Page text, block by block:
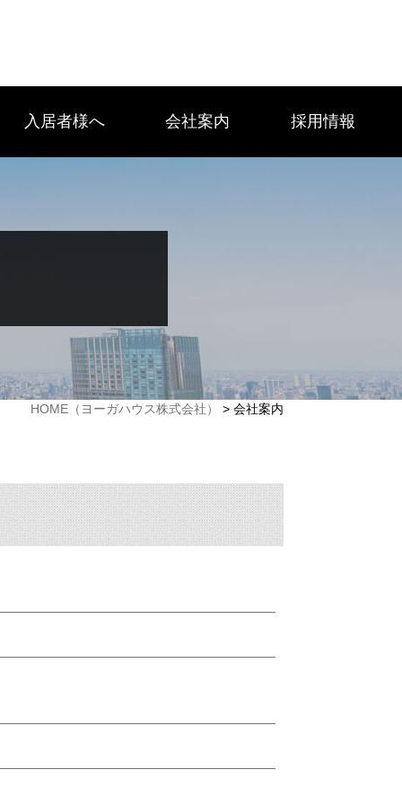
入居者様へ 会社案内 採用情報
HOME （ヨーガハウス株式会社） > 会社案内